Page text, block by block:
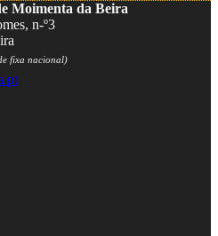
Moimenta da Beira
n-º3
fixa nacional)